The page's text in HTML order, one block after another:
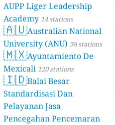
AUPP Liger Leadership
Academy 14 stations
🇦🇺Australian National
University (ANU) 38 stations
🇲🇽Ayuntamiento De
Mexicali 120 stations
🇮🇩Balai Besar
Standardisasi Dan
Pelayanan Jasa
Pencegahan Pencemaran